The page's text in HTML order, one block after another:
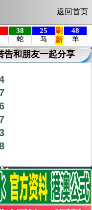
返回首页
告和朋友一起分享